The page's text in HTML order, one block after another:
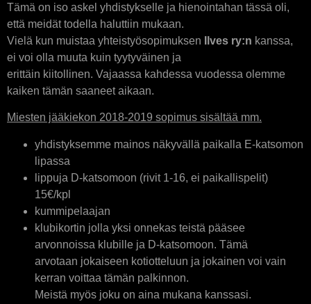
Tämä on iso askel yhdistykselle ja hienointahan tässä oli,
että meidät todella haluttiin mukaan.
Vielä kun muistaa yhteistyösopimuksen
Ilves ry:n kanssa,
ei voi olla muuta kuin tyytyväinen ja
erittäin kiitollinen. Vajaassa kahdessa vuodessa olemme
kaiken tämän saaneet aikaan.
Miesten jääkiekon 2018-2019 sopimus sisältää mm.
yhdistyksemme mainos näkyvällä paikalla E-katsomon
lipassa
lippuja D-katsomoon (rivit 1-16, ei paikallispelit)
15€/kpl
kummipelaajan
klubikortin jolla yksi onnekas teistä pääsee
arvonnoissa klubille ja D-katsomoon. Tämä
arvotaan jokaiseen kotiotteluun ja jokainen voi vain
kerran voittaa tämän palkinnon.
Meistä myös joku on aina mukana kanssasi.